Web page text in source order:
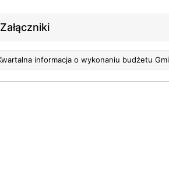
Załączniki